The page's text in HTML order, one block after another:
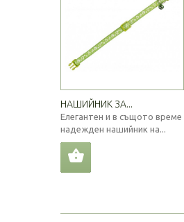
НАШИЙНИК ЗА...
Елегантен и в същото време
надежден нашийник на...